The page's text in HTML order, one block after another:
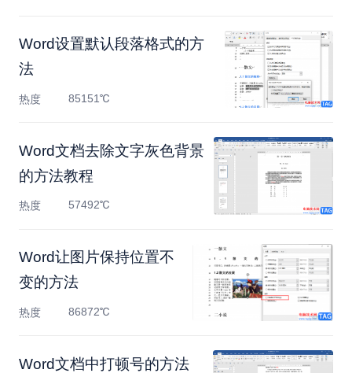
Word设置默认段落格式的方
法
热度 85151℃
Word文档去除文字灰色背景
的方法教程
热度 57492℃
Word让图片保持位置不
变的方法
热度 86872℃
Word文档中打顿号的方法